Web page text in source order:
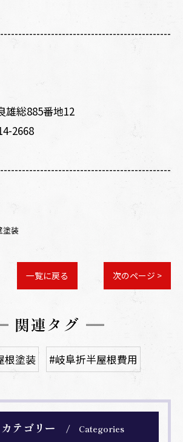
雄総885番地12
2668
塗装
一覧に戻る 次のページ >
関連タグ
根塗装 #岐阜折半屋根費用
カテゴリー Categories